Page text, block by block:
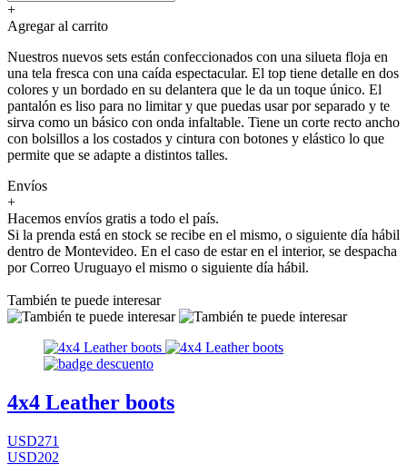
+
Agregar al carrito
Nuestros nuevos sets están confeccionados con una silueta floja en
una tela fresca con una caída espectacular. El top tiene detalle en dos
colores y un bordado en su delantera que le da un toque único. El
pantalón es liso para no limitar y que puedas usar por separado y te
sirva como un básico con onda infaltable. Tiene un corte recto ancho
con bolsillos a los costados y cintura con botones y elástico lo que
permite que se adapte a distintos talles.
Envíos
+
Hacemos envíos gratis a todo el país.
Si la prenda está en stock se recibe en el mismo, o siguiente día hábil
dentro de Montevideo. En el caso de estar en el interior, se despacha
por Correo Uruguayo el mismo o siguiente día hábil.
También te puede interesar
4x4 Leather boots
USD271
USD202